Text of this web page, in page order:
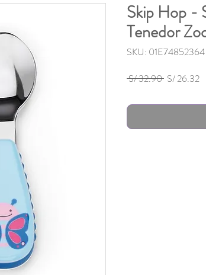
Skip Hop -
Tenedor
SKU: 01E74852364
S/ 32.90 Precio
S/ 26.32